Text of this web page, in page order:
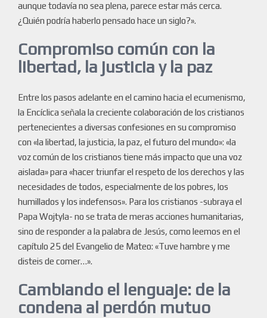
aunque todavía no sea plena, parece estar más cerca.
¿Quién podría haberlo pensado hace un siglo?».
Compromiso común con la
libertad, la justicia y la paz
Entre los pasos adelante en el camino hacia el ecumenismo,
la Encíclica señala la creciente colaboración de los cristianos
pertenecientes a diversas confesiones en su compromiso
con «la libertad, la justicia, la paz, el futuro del mundo»: «la
voz común de los cristianos tiene más impacto que una voz
aislada» para «hacer triunfar el respeto de los derechos y las
necesidades de todos, especialmente de los pobres, los
humillados y los indefensos». Para los cristianos -subraya el
Papa Wojtyla- no se trata de meras acciones humanitarias,
sino de responder a la palabra de Jesús, como leemos en el
capítulo 25 del Evangelio de Mateo: «Tuve hambre y me
disteis de comer…».
Cambiando el lenguaje: de la
condena al perdón mutuo